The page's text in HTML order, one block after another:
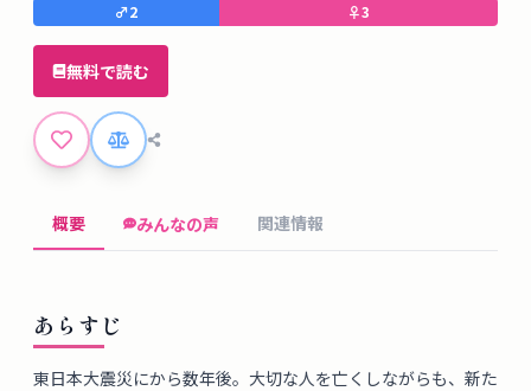
掲
示
板
ツ
ル
ロ
グ
♂2 ♀3
無料で読む
概要 みんなの声 関連情報
あらすじ
東日本大震災にから数年後。大切な人を亡くしながらも、新た